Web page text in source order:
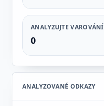
ANALYZUJTE VAROVÁNÍ
0
ANALYZOVANÉ ODKAZY